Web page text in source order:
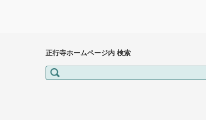
正行寺ホームページ内 検索
検索: